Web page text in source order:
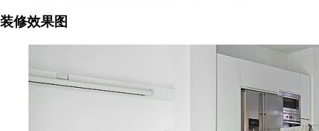
装修效果图